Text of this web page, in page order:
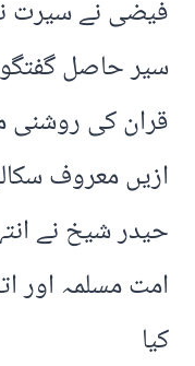
فیضی نے سیرت
سیر حاصل
قران کی روشنی
ازیں معروف
حیدر شیخ نے
امت مسلمہ اور
کیا